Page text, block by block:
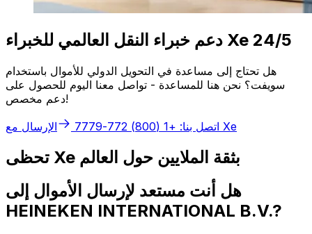
دعم خبراء النقل العالمي للخبراء Xe 24/5
هل تحتاج إلى مساعدة في التحويل الدولي للأموال باستخدام
سويفت؟ نحن هنا للمساعدة - تواصل معنا اليوم للحصول على
دعم مخصص!
اتصل بنا: +1 (800) 772-7779 الإرسال مع Xe
تحظى Xe بثقة الملايين حول العالم
هل أنت مستعد لإرسال الأموال إلى
HEINEKEN INTERNATIONAL B.V.?